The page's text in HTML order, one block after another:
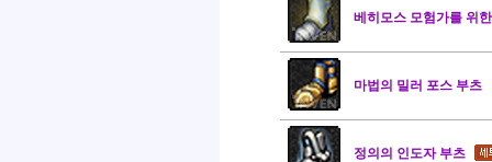
베히모스 모험가를 위
마법의 밀러 포스 부츠
정의의 인도자 부츠